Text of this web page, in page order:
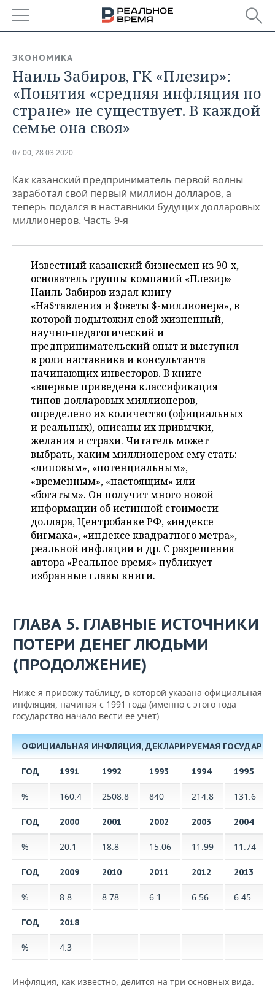
БАШКОРТОСТАН
ТАТАРСТАН
УДМУРТИЯ
НОВОСТИ
АНАЛИТИКА
НОВОСТИ АНАЛИТИКИ
ДЕКЛАРАЦИИ О ДОХОДАХ
КОРОЛИ ГОСЗАКАЗА ПФО
ВУЗЫ ТАТАРСТАНА
ТАТАРСТАНА
ЭКОНОМИКА
НОВОСТИ ЭКОНОМИКИ
ФИНАНСЫ
БАНКИ
ИНВЕСТИЦИИ
ПРОМЫШЛЕННОСТЬ
НОВОСТИ
ПРОМЫШЛЕННОСТИ
АГРОПРОМ
НЕФТЕХИМИЯ
НЕФТЬ
ОПК
ЭНЕРГЕТИКА
НЕДВИЖИМОСТЬ
НОВОСТИ НЕДВИЖИМОСТИ
АВТО
НОВОСТИ БИЗНЕСА
РОЗНИЧНАЯ ТОРГОВЛЯ
ТРАНСПОРТ
УСЛУГИ
ТЕХНОЛОГИИ
НОВОСТИ ТЕХНОЛОГИЙ
МЕДИА
ТЕЛЕКОММУНИКАЦИИ
МЕРОПРИЯТИЯ
НОВОСТИ МЕРОПРИЯТИЙ
ВЫЕЗДНАЯ РЕДАКЦИЯ
БИЗНЕС-БРАНЧИ
ONLINE-КОНФЕРЕНЦИИ
ОТКРЫТАЯ ЛЕКЦИЯ
СПОРТ
НОВОСТИ СПОРТА
ФУТБОЛ
ХОККЕЙ
БАСКЕТБОЛ
ВОЛЕЙБОЛ
КИБЕРСПОРТ
ФИГУРНОЕ КАТАНИЕ
ВОДНЫЕ ВИДЫ СПОРТА
ХОККЕЙ С МЯЧОМ
ОБЩЕСТВО
НОВОСТИ ОБЩЕСТВА
ВЛАСТЬ
ИНФРАСТРУКТУРА
ИСТОРИЯ
КУЛЬТУРА
МЕДИЦИНА
ОБРАЗОВАНИЕ
ПРОИСШЕСТВИЯ
ФОТОГАЛЕРЕЯ
СЮЖЕТЫ
СПРАВОЧНИК
СПИСОК ПЕРСОН
СПИСОК КОМПАНИЙ
ПОЛНАЯ ВЕРСИЯ
ЭКОНОМИКА
Наиль Забиров, ГК «Плезир»:
«Понятия «средняя инфляция по
стране» не существует. В каждой
семье она своя»
07:00, 28.03.2020
Как казанский предприниматель первой волны
заработал свой первый миллион долларов, а
теперь подался в наставники будущих долларовых
миллионеров. Часть 9-я
Известный казанский бизнесмен из 90-х,
основатель группы компаний «Плезир»
Наиль Забиров издал книгу
«На$тавления и $оветы $-миллионера», в
которой подытожил свой жизненный,
научно-педагогический и
предпринимательский опыт и выступил
в роли наставника и консультанта
начинающих инвесторов. В книге
«впервые приведена классификация
типов долларовых миллионеров,
определено их количество (официальных
и реальных), описаны их привычки,
желания и страхи. Читатель может
выбрать, каким миллионером ему стать:
«липовым», «потенциальным»,
«временным», «настоящим» или
«богатым». Он получит много новой
информации об истинной стоимости
доллара, Центробанке РФ, «индексе
бигмака», «индексе квадратного метра»,
реальной инфляции и др. C разрешения
автора «Реальное время» публикует
избранные главы книги.
ГЛАВА 5. ГЛАВНЫЕ ИСТОЧНИКИ
ПОТЕРИ ДЕНЕГ ЛЮДЬМИ
(ПРОДОЛЖЕНИЕ)
Ниже я привожу таблицу, в которой указана официальная
инфляция, начиная с 1991 года (именно с этого года
государство начало вести ее учет).
ОФИЦИАЛЬНАЯ ИНФЛЯЦИЯ, ДЕКЛАРИРУЕМАЯ
ГОД 1991 1992 1993 1994 1995
% 160.4 2508.8 840 214.8 131.6
ГОД 2000 2001 2002 2003 2004
% 20.1 18.8 15.06 11.99 11.74
ГОД 2009 2010 2011 2012 2013
% 8.8 8.78 6.1 6.56 6.45
ГОД 2018
% 4.3
Инфляция, как известно, делится на три основных вида: